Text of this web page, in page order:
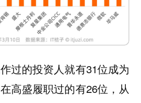
过的投资人就有31位成为
高盛履职过的有26位，从